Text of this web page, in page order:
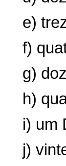
e)
f)
g)
h)
i) um
j)